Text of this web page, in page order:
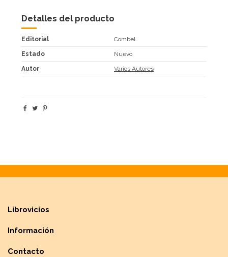
Detalles del producto
Editorial Combel
Estado Nuevo
Autor Varios Autores
Librovicios
Información
Contacto